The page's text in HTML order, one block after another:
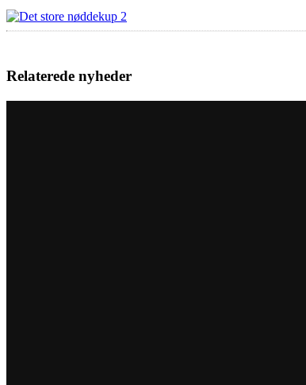
Relaterede nyheder